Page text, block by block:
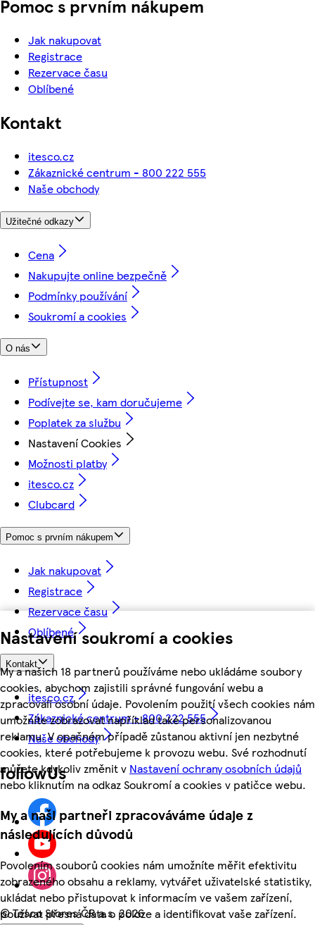
Nastavení soukromí a cookies
My a našich 18 partnerů používáme nebo ukládáme soubory
cookies, abychom zajistili správné fungování webu a
zpracovali osobní údaje. Povolením použití všech cookies nám
umožníte zobrazovat například také personalizovanou
reklamu. V opačném případě zůstanou aktivní jen nezbytné
cookies, které potřebujeme k provozu webu. Své rozhodnutí
můžete kdykoliv změnit v Nastavení ochrany osobních údajů
nebo kliknutím na odkaz Soukromí a cookies v patičce webu.
My a naši partneři zpracováváme údaje z
následujících důvodů
Povolením souborů cookies nám umožníte měřit efektivitu
zobrazeného obsahu a reklamy, vytvářet uživatelské statistiky,
ukládat nebo přistupovat k informacím ve vašem zařízení,
používat přesná data o poloze a identifikovat vaše zařízení.
Pomoc s prvním nákupem
Jak nakupovat
Registrace
Rezervace času
Oblíbené
Kontakt
itesco.cz
Zákaznické centrum - 800 222 555
Naše obchody
Užitečné odkazy
Cena
Nakupujte online bezpečně
Podmínky používání
Soukromí a cookies
O nás
Přístupnost
Podívejte se, kam doručujeme
Poplatek za službu
Nastavení Cookies
Možnosti platby
itesco.cz
Clubcard
Pomoc s prvním nákupem
Jak nakupovat
Registrace
Rezervace času
Oblíbené
Kontakt
itesco.cz
Zákaznické centrum - 800 222 555
Naše obchody
followUs
©Tesco Stores ČR a.s. 2026